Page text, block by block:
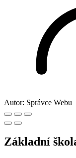
Autor: Správce Webu
Základní